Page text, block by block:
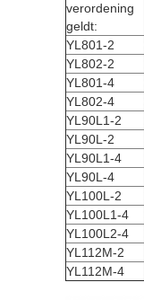
verordening
geldt:
YL801-2
YL802-2
YL801-4
YL802-4
YL90L1-2
YL90L-2
YL90L1-4
YL90L-4
YL100L-2
YL100L1-4
YL100L2-4
YL112M-2
YL112M-4